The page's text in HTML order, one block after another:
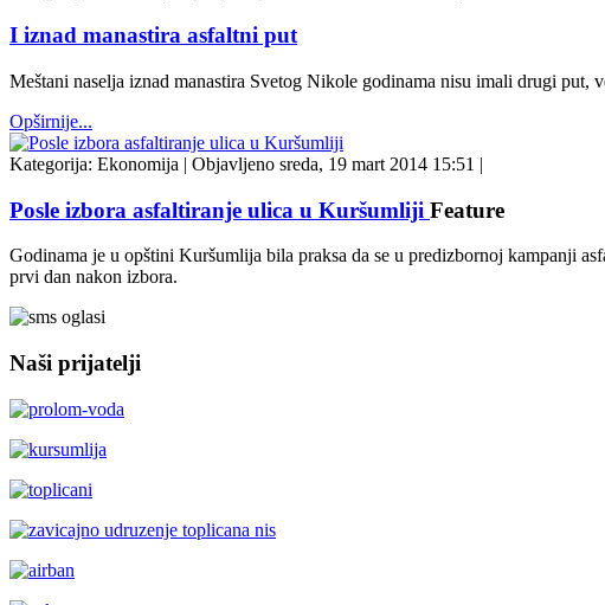
I iznad manastira asfaltni put
Meštani naselja iznad manastira Svetog Nikole godinama nisu imali drugi put,
Opširnije...
Kategorija: Ekonomija | Objavljeno sreda, 19 mart 2014 15:51 |
Posle izbora asfaltiranje ulica u Kuršumliji Feature
Godinama je u opštini Kuršumlija bila praksa da se u predizbornoj kampanji
prvi dan nakon izbora.
Naši prijatelji